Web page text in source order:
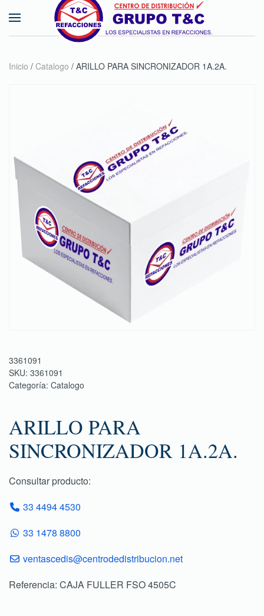
Skip to main content
Inicio / Catalogo / ARILLO PARA SINCRONIZADOR 1A.2A.
3361091
SKU: 3361091
Categoría: Catalogo
ARILLO PARA
SINCRONIZADOR 1A.2A.
Consultar producto:
33 4494 4530
33 1478 8800
ventascedis@centrodedistribucion.net
Referencia: CAJA FULLER FSO 4505C